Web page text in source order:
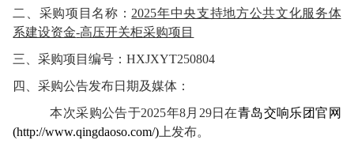
二、采购项目名称： 2025年中央支持地方公共文化服务体
系建设资金-高压开关柜采购项目
三、采购项目编号：HXJXYT250804
四、采购公告发布日期及媒体：
本次采购公告于2025年8月 29日在青岛交响乐团官网
(http://www.qingdaoso.com/) 上发布。